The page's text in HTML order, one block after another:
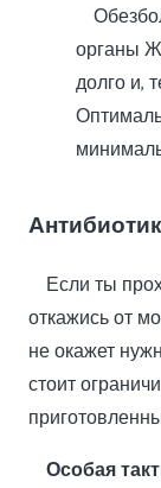
органы
долго и,
Если ты
откажись от
не окажет
стоит
Особая